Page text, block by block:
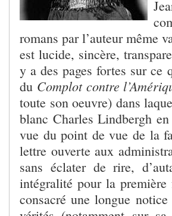
romans par l’auteur même
est lucide, sincère,
y a des pages fortes sur ce
du Complot contre
toute son oeuvre) dans
blanc Charles Lindbergh
vue du point de vue de la
lettre ouverte aux
sans éclater de rire,
intégralité pour la
consacré une longue